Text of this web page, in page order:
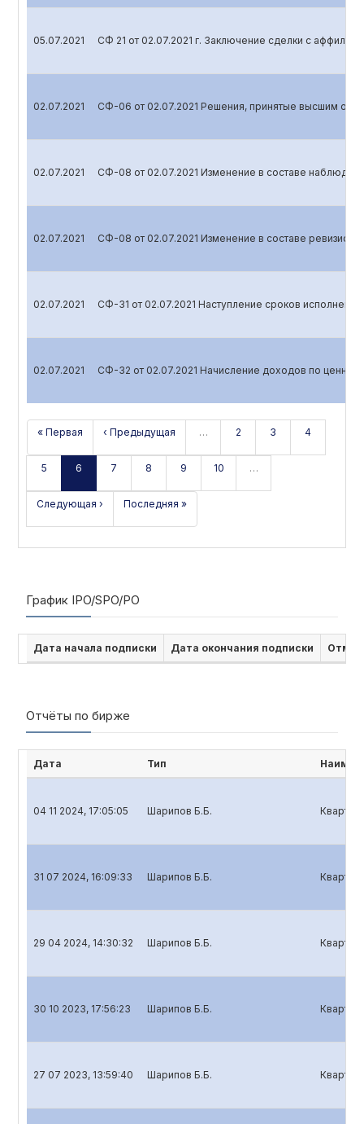
05.07.2021 СФ 21 от 02.07.2021 г. Заключение сделки с
02.07.2021 СФ-06 от 02.07.2021 Решения, принятые высшим
02.07.2021 СФ-08 от 02.07.2021 Изменение в составе
02.07.2021 СФ-08 от 02.07.2021 Изменение в составе
02.07.2021 СФ-31 от 02.07.2021 Наступление сроков
02.07.2021 СФ-32 от 02.07.2021 Начисление доходов по ценным
« Первая ‹ Предыдущая … 2 3 4
5 6 7 8 9 10 …
Следующая › Последняя »
График IPO/SPO/PO
Дата начала подписки Дата окончания подписки
Отчёты по бирже
Дата Тип
04 11 2024, 17:05:05 Шарипов Б.Б.
31 07 2024, 16:09:33 Шарипов Б.Б.
29 04 2024, 14:30:32 Шарипов Б.Б.
30 10 2023, 17:56:23 Шарипов Б.Б.
27 07 2023, 13:59:40 Шарипов Б.Б.